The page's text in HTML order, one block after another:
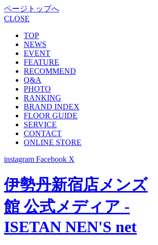
ページトップへ
CLOSE
TOP
NEWS
EVENT
FEATURE
RECOMMEND
Q&A
PHOTO
RANKING
BRAND INDEX
FLOOR GUIDE
SERVICE
CONTACT
ONLINE STORE
instagram Facebook X
伊勢丹新宿店メンズ
館 公式メディア -
ISETAN NEN'S net